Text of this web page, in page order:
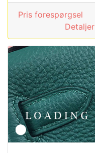
Pris forespørgsel
Detaljer